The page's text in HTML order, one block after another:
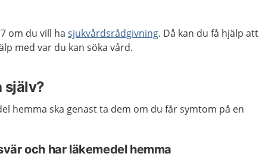
om du vill hasjukvårdsrådgivning. Då kan du få hjälp att
med var du kan söka vård.
själv?
hemma ska genast ta dem om du får symtom på en
och har läkemedel hemma